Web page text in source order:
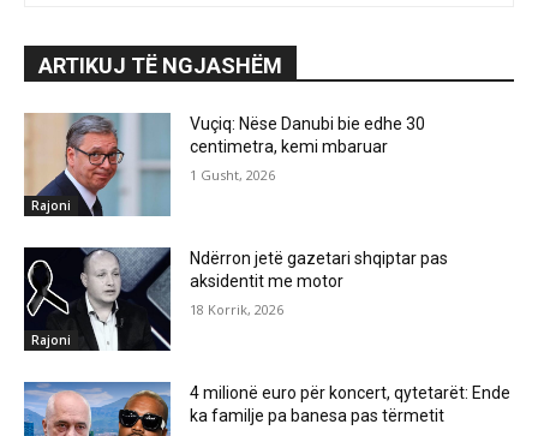
ARTIKUJ TË NGJASHËM
Rajoni
Vuçiq: Nëse Danubi bie edhe 30
centimetra, kemi mbaruar
1 Gusht, 2026
Rajoni
Ndërron jetë gazetari shqiptar pas
aksidentit me motor
18 Korrik, 2026
4 milionë euro për koncert, qytetarët: Ende
ka familje pa banesa pas tërmetit